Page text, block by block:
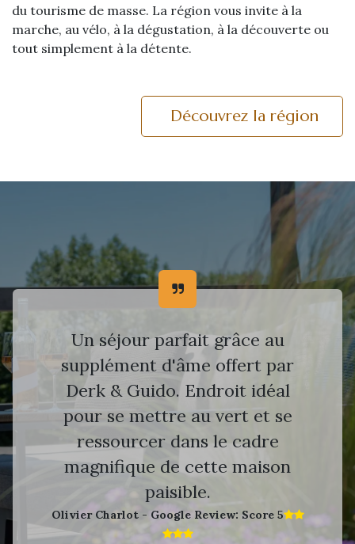
du tourisme de masse. La région vous invite à la
marche, au vélo, à la dégustation, à la découverte ou
tout simplement à la détente.
Découvrez la région
Un séjour parfait grâce au
supplément d'âme offert par
Derk & Guido. Endroit idéal
pour se mettre au vert et se
ressourcer dans le cadre
magnifique de cette maison
paisible.
Olivier Charlot - Google Review: Score 5​